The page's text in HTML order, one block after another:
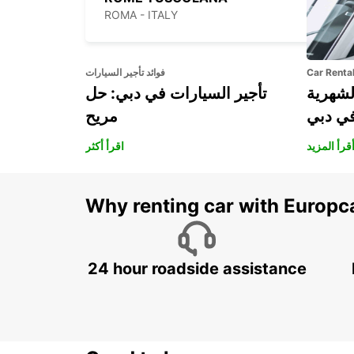
ROMA - ITALY
فوائد تأجير السيارات
تأجير السيارات في دبي: حل
مريح
اقرأ أكثر
Car
دبي
أقرأ المزيد
Why renting car with
24 hour roadside assistance